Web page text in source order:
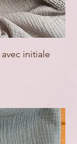
initiale